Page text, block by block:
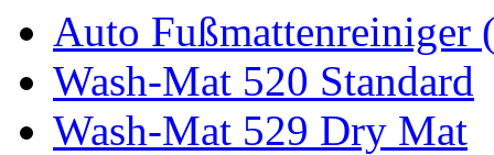
Auto Fußmattenreiniger
Wash-Mat 520 Standard
Wash-Mat 529 Dry Mat